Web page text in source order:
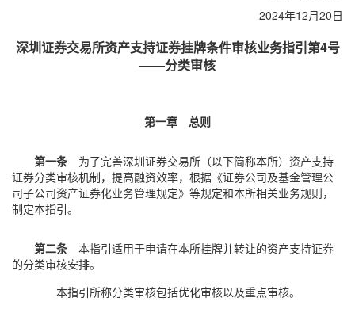
2024年12月20日
深圳证券交易所资产支持证券挂牌条件审核业务指引第4号
——分类审核
第一章 总则
第一条 为了完善深圳证券交易所（以下简称本所）资产支持
证券分类审核机制，提高融资效率，根据《证券公司及基金管理公
司子公司资产证券化业务管理规定》等规定和本所相关业务规则，
制定本指引。
第二条 本指引适用于申请在本所挂牌并转让的资产支持证券
的分类审核安排。
本指引所称分类审核包括优化审核以及重点审核。